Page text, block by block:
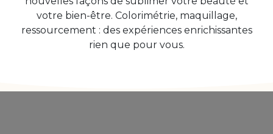
votre bien-être. Colorimétrie, maquillage,
ressourcement : des expériences enrichissantes
rien que pour vous.